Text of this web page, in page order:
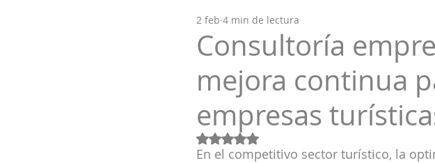
Consultoría
mejora continua
empresas
2 feb 4 min de lectura
Obtuvo NaN de 5 estrellas.
En el competitivo sector turístico, la